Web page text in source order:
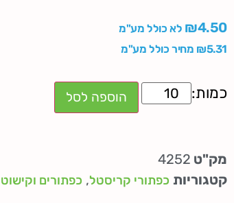
₪4.50
לא כולל מע"מ
₪5.31 מחיר כולל מע"מ
הוספה לסל
מק"ט 4252
קטגוריות כפתורי קריסטל, כפתורים